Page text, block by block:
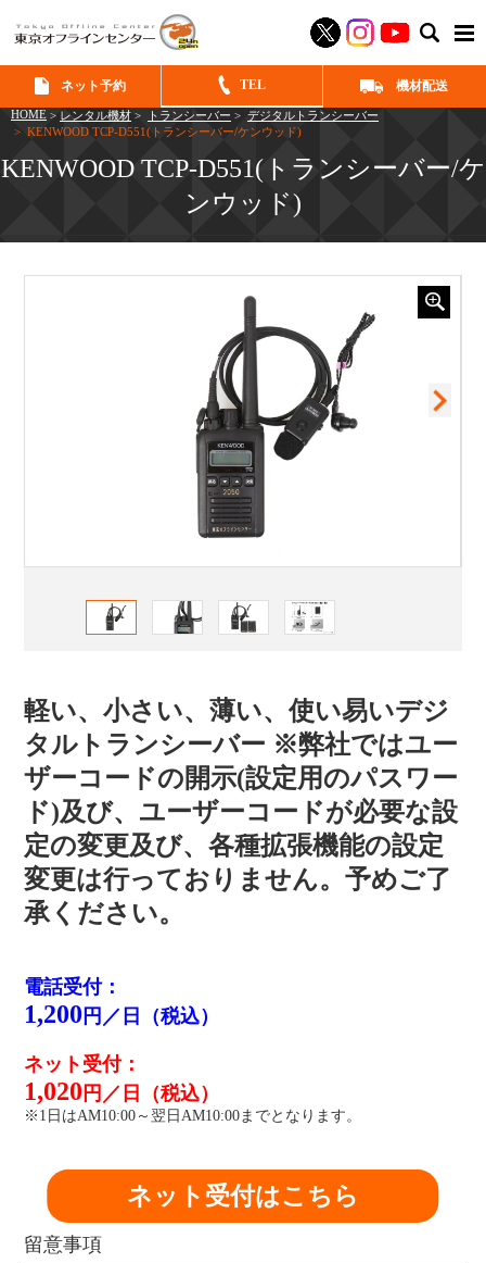
ネット予約 TEL 機材配送
HOME > レンタル機材 > トランシーバー > デジタルトランシーバー
> KENWOOD TCP-D551(トランシーバー/ケンウッド)
KENWOOD TCP-D551(トランシーバー/ケ
ンウッド)
軽い、小さい、薄い、使い易いデジ
タルトランシーバー ※弊社ではユー
ザーコードの開示(設定用のパスワー
ド)及び、ユーザーコードが必要な設
定の変更及び、各種拡張機能の設定
変更は行っておりません。予めご了
承ください。
電話受付：
1,200 円／日（税込）
ネット受付：
1,020 円／日（税込）
※1日はAM10:00～翌日AM10:00までとなります。
ネット受付はこちら
留意事項